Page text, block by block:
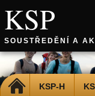
KSP
SOUSTŘEDĚNÍ A
DOMŮ KSP-H